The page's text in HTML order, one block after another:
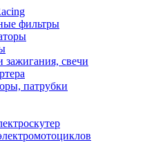
фильтры
зажигания, свечи
патрубки